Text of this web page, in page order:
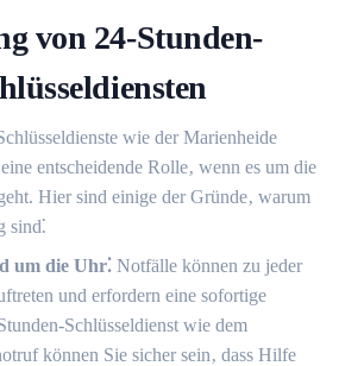
von 24-Stunden-
wie der Marienheide
entscheidende Rolle‚ wenn es um die
Hier sind einige der Gründe‚ warum
sind⁚
um die Uhr⁚ Notfälle können zu jeder
und erfordern eine sofortige
Schlüsseldienst wie dem
können Sie sicher sein‚ dass Hilfe